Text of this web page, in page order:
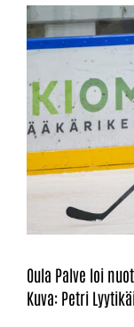
Oula Palve loi
Kuva: Petri